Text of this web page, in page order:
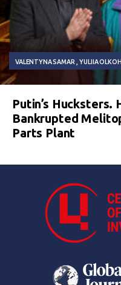
VALENTYNA SAMAR YULIIA
Putin’s Hucksters.
Bankrupted
Parts Plant